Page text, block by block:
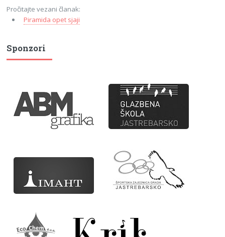
Pročitajte vezani članak:
Piramida opet sjaji
Sponzori